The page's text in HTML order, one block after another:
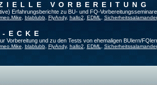
VORBEREITUNG
Erfahrungsberichte zu BU- und FQ-
blablubb, FlyAndy, hallo2 EDML Sicherheitssalamander
ECKE
Vorbereitung und zu den Tests von ehemaligen BUlern/
blablubb, FlyAndy, hallo2 EDML Sicherheitssalamander